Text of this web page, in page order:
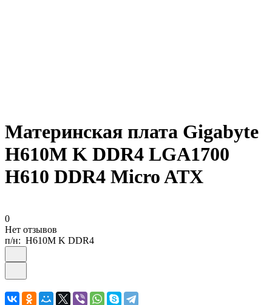
Материнская плата Gigabyte
H610M K DDR4 LGA1700
H610 DDR4 Micro ATX
0
Нет отзывов
п/н: H610M K DDR4